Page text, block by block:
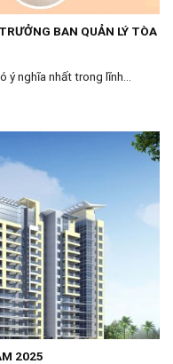
BAN QUẢN LÝ TÒA
ý nghĩa nhất trong lĩnh...
2025